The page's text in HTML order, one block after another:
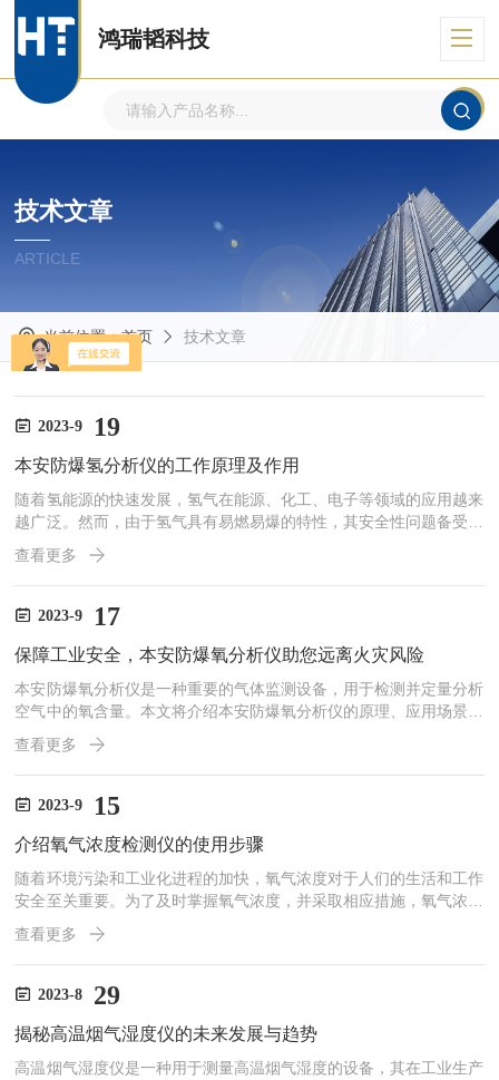
鸿瑞韬科技
技术文章
ARTICLE
当前位置：首页 技术文章
2023-9 19
本安防爆氢分析仪的工作原理及作用
随着氢能源的快速发展，氢气在能源、化工、电子等领域的应用越来
越广泛。然而，由于氢气具有易燃易爆的特性，其安全性问题备受关
注。为了确保工作环境中氢气的安全性，本安防爆氢分析仪应运而
生。本文将介绍本安防爆氢分析仪的原理、特点以及在工业应用中的
重要性，以便读者更好地了解和选择适合自己需求的氢气检测设备。
本安防爆氢分析仪采用了先进的气体传感技术，其工作原理如下：气
常见的氢气传感器有电化学传感器、半导体传感器、催化燃烧传感器
等...
查看更多
2023-9 17
保障工业安全，本安防爆氧分析仪助您远离火灾风险
本安防爆氧分析仪是一种重要的气体监测设备，用于检测并定量分析
空气中的氧含量。本文将介绍本安防爆氧分析仪的原理、应用场景以
及其在保障生产和环境安全方面所带来的优势和价值。在工业生产和
实验室等场所，燃烧和有害物质泄漏可能会使空气中的氧含量降低到
危险水平。为了确保人员的生命安全以及预防火灾等事故发生，使用
本安防爆氧分析仪进行实时监测是至关重要的。本安防爆氧分析仪采
量空气中的氧含量。该技术依赖于被测试样品（即待测空气）与电
极...
查看更多
2023-9 15
介绍氧气浓度检测仪的使用步骤
随着环境污染和工业化进程的加快，氧气浓度对于人们的生活和工作
安全至关重要。为了及时掌握氧气浓度，并采取相应措施，氧气浓度
检测仪应运而生。本文将介绍氧气浓度检测仪的原理、应用场景以及
优势，展示其在保障安全和促进健康方面的重要作用。氧气浓度检测
仪是一种专门用于检测环境中氧气浓度的仪器。其工作原理基于电化
学传感技术，利用氧气与电解质之间的反应来测量氧气的浓度。具体
反应，通过电流大小或电压变化来反映氧气浓度。传感器中的电极
会...
查看更多
2023-8 29
揭秘高温烟气湿度仪的未来发展与趋势
高温烟气湿度仪是一种用于测量高温烟气湿度的设备，其在工业生产